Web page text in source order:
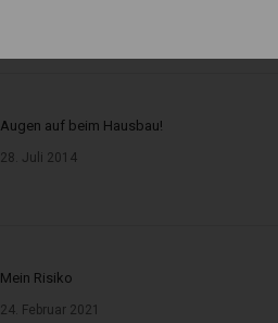
Augen auf beim Hausbau!
28. Juli 2014
Mein Risiko
24. Februar 2021